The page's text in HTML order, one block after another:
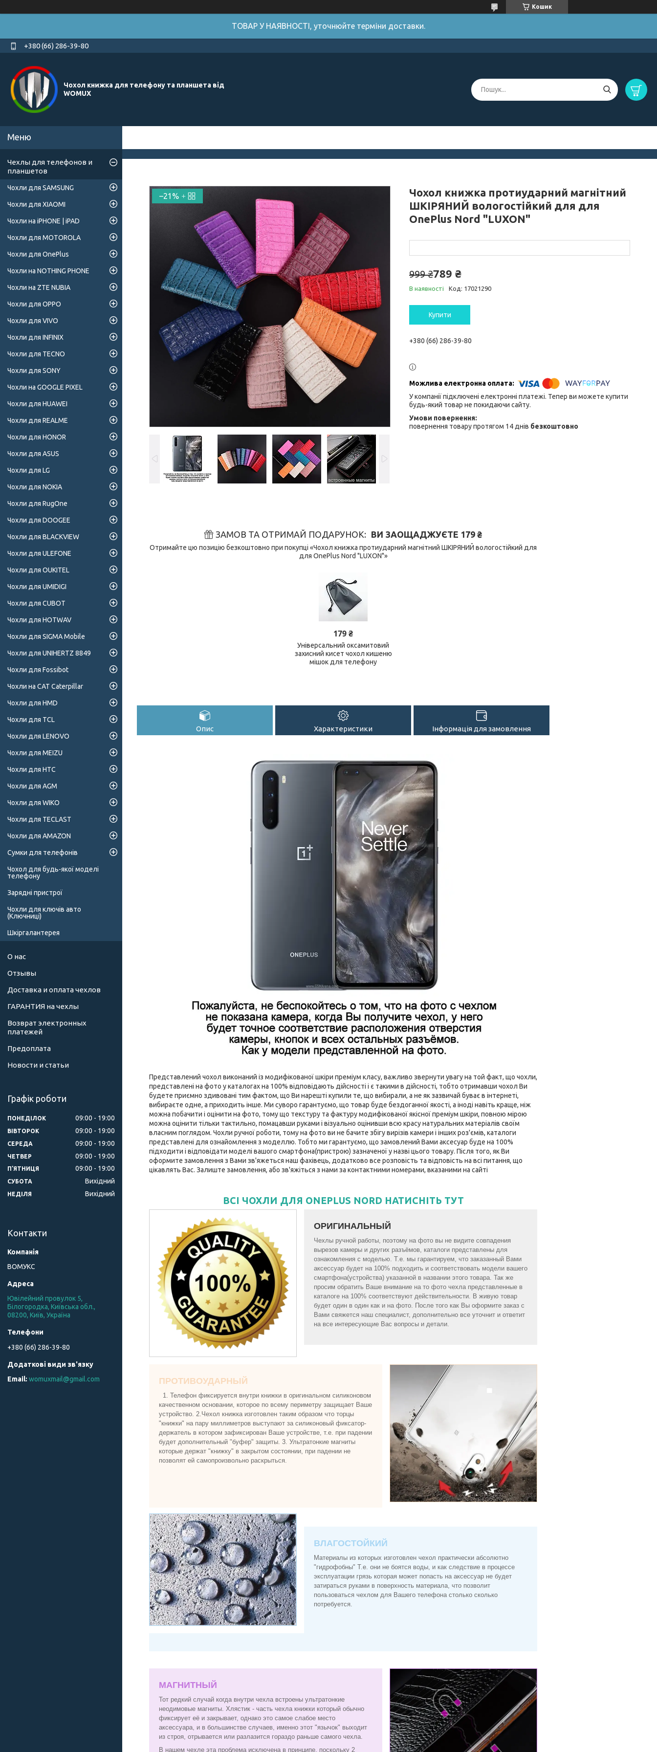
Кошик
ТОВАР У НАЯВНОСТІ, уточнюйте терміни доставки.
+380 (66) 286-39-80
Чохол книжка для телефону та планшета від
WOMUX
–21%
Чохол книжка протиударний магнітний
ШКІРЯНИЙ вологостійкий для для
OnePlus Nord "LUXON"
999 ₴789 ₴
В наявності Код: 17021290
Купити
+380 (66) 286-39-80
У компанії підключені електронні платежі. Тепер ви можете купити
будь-який товар не покидаючи сайту.
повернення товару протягом 14 днів безкоштовно
ЗАМОВ ТА ОТРИМАЙ ПОДАРУНОК ВИ ЗАОЩАДЖУЄТЕ 179 ₴
Отримайте цю позицію безкоштовно при покупці «Чохол книжка протиударний магнітний ШКІРЯНИЙ вологостійкий для
для OnePlus Nord "LUXON"»
179 ₴
Універсальний оксамитовий
захисний кисет чохол кишеню
мішок для телефону
Опис Характеристики Інформація для замовлення
Представлений чохол виконаний із модифікованої шкіри преміум класу, важливо звернути увагу на той факт, що чохли,
представлені на фото у каталогах на 100% відповідають дійсності і є такими в дійсності, тобто отримавши чохол Ви
будете приємно здивовані тим фактом, що Ви нарешті купили те, що вибирали, а не як зазвичай буває в інтернеті,
вибираєте одне, а приходить інше. Ми суворо гарантуємо, що товар буде бездоганної якості, а іноді навіть краще, ніж
можна побачити і оцінити на фото, тому що текстуру та фактуру модифікованої якісної преміум шкіри, повною мірою
можна оцінити тільки тактильно, помацавши руками і візуально оцінивши всю красу натуральних матеріалів своїм
власним поглядом. Чохли ручної роботи, тому на фото ви не бачите збігу вирізів камери і інших роз'ємів, каталоги
представлені для ознайомлення з моделлю. Тобто ми гарантуємо, що замовлений Вами аксесуар буде на 100%
підходити і відповідати моделі вашого смартфона(пристрою) зазначеної у назві цього товару. Після того, як Ви
оформите замовлення з Вами зв'яжеться наш фахівець, додатково все розповість та відповість на всі питання, що
цікавлять Вас. Залиште замовлення, або зв'яжіться з нами за контактними номерами, вказаними на сайті
ВСІ ЧОХЛИ ДЛЯ ONEPLUS NORD НАТИСНІТЬ ТУТ
ОРИГИНАЛЬНЫЙ
Чехлы ручной работы, поэтому на фото вы не видите совпадения
вырезов камеры и других разъёмов, каталоги представлены для
ознакомления с моделью. Т.е. мы гарантируем, что заказанный Вами
аксессуар будет на 100% подходить и соответствовать модели вашего
смартфона(устройства) указанной в названии этого товара. Так же
просим обратить Ваше внимание на то фото чехла представленные в
каталоге на 100% соответствуют действительности. В живую товар
будет один в один как и на фото. После того как Вы оформите заказ с
Вами свяжется наш специалист, дополнительно все уточнит и ответит
на все интересующие Вас вопросы и детали.
ПРОТИВОУДАРНЫЙ
1. Телефон фиксируется внутри книжки в оригинальном силиконовом
качественном основании, которое по всему периметру защищает Ваше
устройство. 2.Чехол книжка изготовлен таким образом что торцы
"книжки" на пару миллиметров выступают за силиконовый фиксатор-
держатель в котором зафиксирован Ваше устройстве, т.е. при падении
будет дополнительный "буфер" защиты. 3. Ультратонкие магниты
которые держат "книжку" в закрытом состоянии, при падении не
позволят ей самопроизвольно раскрыться.
ВЛАГОСТОЙКИЙ
Материалы из которых изготовлен чехол практически абсолютно
"гидрофобны" Т.е. они не боятся воды, и как следствие в процессе
эксплуатации грязь которая может попасть на аксессуар не будет
затираться руками в поверхность материала, что позволит
пользоваться чехлом для Вашего телефона столько сколько
потребуется.
МАГНИТНЫЙ
Тот редкий случай когда внутри чехла встроены ультратонкие
неодимовые магниты. Хлястик - часть чехла книжки который обычно
фиксирует её и закрывает, однако это самое слабое место
аксессуара, и в большинстве случаев, именно этот "язычок" выходит
из строя, отрывается или разлазится гораздо раньше самого чехла.
В нашем чехле эта проблема исключена в принципе, поскольку 2
Чехлы для телефонов и
планшетов
Чохли для SAMSUNG
Чохли для XIAOMI
Чохли на iPHONE | iPAD
Чохли для MOTOROLA
Чохли для OnePlus
Чохли на NOTHING PHONE
Чохли на ZTE NUBIA
Чохли для OPPO
Чохли для VIVO
Чохли для INFINIX
Чохли для TECNO
Чохли для SONY
Чохли на GOOGLE PIXEL
Чохли для HUAWEI
Чохли для REALME
Чохли для HONOR
Чохли для ASUS
Чохли для LG
Чохли для NOKIA
Чохли для RugOne
Чохли для DOOGEE
Чохли для BLACKVIEW
Чохли для ULEFONE
Чохли для OUKITEL
Чохли для UMIDIGI
Чохли для CUBOT
Чохли для HOTWAV
Чохли для SIGMA Mobile
Чохли для UNIHERTZ 8849
Чохли для Fossibot
Чохли на CAT Caterpillar
Чохли для HMD
Чохли для TCL
Чохли для LENOVO
Чохли для MEIZU
Чохли для HTC
Чохли для AGM
Чохли для WIKO
Чохли для TECLAST
Чохли для AMAZON
Сумки для телефонів
Чохол для будь-якої моделі
телефону
Зарядні пристрої
Чохли для ключів авто
(Ключниці)
Шкіргалантерея
О нас
Отзывы
Доставка и оплата чехлов
ГАРАНТИЯ на чехлы
Возврат электронных
платежей
Предоплата
Новости и статьи
Графік роботи
ПОНЕДІЛОК 09:00 19:00
ВІВТОРОК 09:00 19:00
СЕРЕДА 09:00 19:00
ЧЕТВЕР 09:00 19:00
ПʼЯТНИЦЯ 09:00 19:00
СУБОТА Вихідний
НЕДІЛЯ Вихідний
Контакти
ВОМУКС
Ювілейний провулок 5,
Білогородка, Київська обл.,
08200, Київ, Україна
+380 (66) 286-39-80
womuxmail@gmail.com